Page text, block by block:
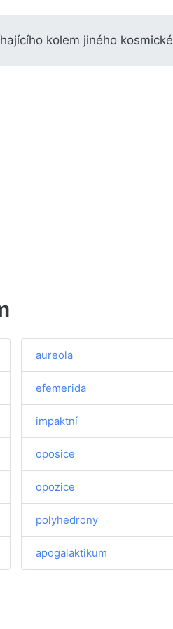
kolem jiného
aureola
efemerida
impaktní
oposice
opozice
polyhedrony
apogalaktikum